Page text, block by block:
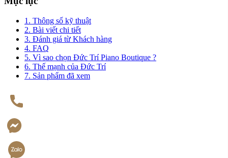
1. Thông số kỹ thuật
2. Bài viết chi tiết
3. Đánh giá từ Khách hàng
4. FAQ
5. Vì sao chọn Đức Trí Piano Boutique ?
6. Thế mạnh của Đức Trí
7. Sản phẩm đã xem